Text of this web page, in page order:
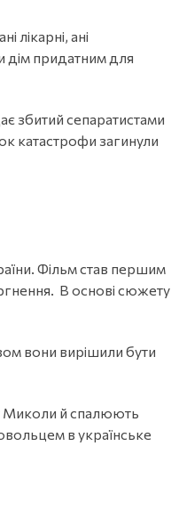
лікарні, ані
дім придатним для
збитий сепаратистами
катастрофи загинули
Фільм став першим
В основі сюжету
вони вирішили бути
Миколи й спалюють
в українське